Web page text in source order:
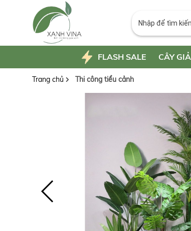
FLASH SALE CÂY GIẢ
Trang chủ Thi công tiểu cảnh